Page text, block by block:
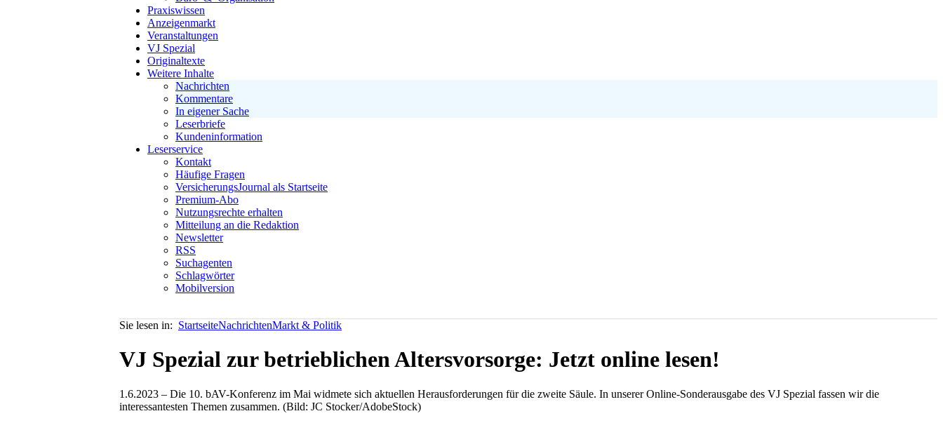
Praxiswissen
Anzeigenmarkt
Veranstaltungen
VJ Spezial
Originaltexte
Weitere Inhalte
Nachrichten
Kommentare
In eigener Sache
Leserbriefe
Kundeninformation
Leserservice
Kontakt
Häufige Fragen
VersicherungsJournal als Startseite
Premium-Abo
Nutzungsrechte erhalten
Mitteilung an die Redaktion
Newsletter
RSS
Suchagenten
Schlagwörter
Mobilversion
Sie lesen in: StartseiteNachrichtenMarkt & Politik
VJ Spezial zur betrieblichen Altersvorsorge: Jetzt online lesen!
1.6.2023 – Die 10. bAV-Konferenz im Mai widmete sich aktuellen Herausforderungen für die zweite Säule. In unserer Online-Sonderausgabe des VJ Spezial fassen wir die
interessantesten Themen zusammen. (Bild: JC Stocker/AdobeStock)